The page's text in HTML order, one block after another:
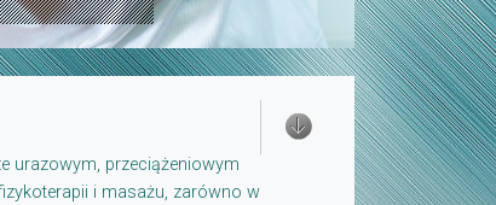
urazowym, przeciążeniowym
i masażu, zarówno w